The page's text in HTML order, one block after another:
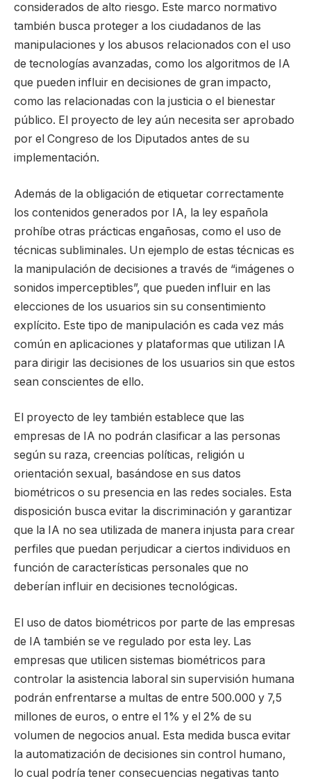
considerados de alto riesgo. Este marco normativo
también busca proteger a los ciudadanos de las
manipulaciones y los abusos relacionados con el uso
de tecnologías avanzadas, como los algoritmos de IA
que pueden influir en decisiones de gran impacto,
como las relacionadas con la justicia o el bienestar
público. El proyecto de ley aún necesita ser aprobado
por el Congreso de los Diputados antes de su
implementación.
Además de la obligación de etiquetar correctamente
los contenidos generados por IA, la ley española
prohíbe otras prácticas engañosas, como el uso de
técnicas subliminales. Un ejemplo de estas técnicas es
la manipulación de decisiones a través de “imágenes o
sonidos imperceptibles”, que pueden influir en las
elecciones de los usuarios sin su consentimiento
explícito. Este tipo de manipulación es cada vez más
común en aplicaciones y plataformas que utilizan IA
para dirigir las decisiones de los usuarios sin que estos
sean conscientes de ello.
El proyecto de ley también establece que las
empresas de IA no podrán clasificar a las personas
según su raza, creencias políticas, religión u
orientación sexual, basándose en sus datos
biométricos o su presencia en las redes sociales. Esta
disposición busca evitar la discriminación y garantizar
que la IA no sea utilizada de manera injusta para crear
perfiles que puedan perjudicar a ciertos individuos en
función de características personales que no
deberían influir en decisiones tecnológicas.
El uso de datos biométricos por parte de las empresas
de IA también se ve regulado por esta ley. Las
empresas que utilicen sistemas biométricos para
controlar la asistencia laboral sin supervisión humana
podrán enfrentarse a multas de entre 500.000 y 7,5
millones de euros, o entre el 1% y el 2% de su
volumen de negocios anual. Esta medida busca evitar
la automatización de decisiones sin control humano,
lo cual podría tener consecuencias negativas tanto